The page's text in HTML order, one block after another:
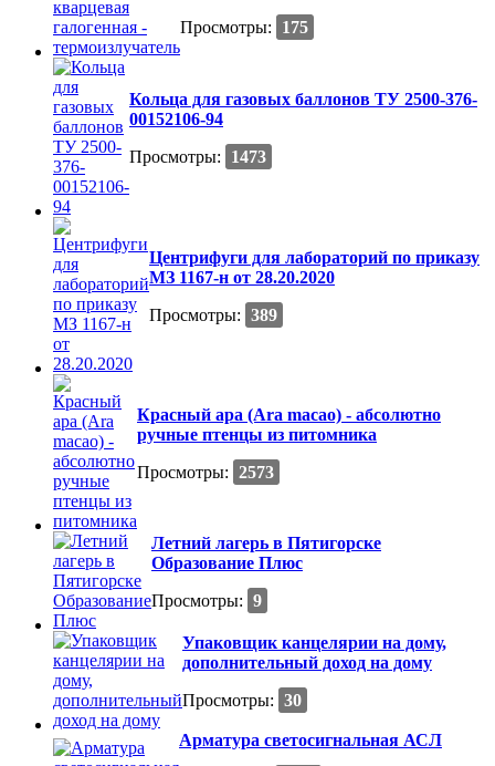
Просмотры:
175
Кольца для газовых баллонов ТУ 2500-376-
00152106-94
Просмотры:
1473
Центрифуги для лабораторий по приказу
МЗ 1167-н от 28.20.2020
Просмотры: 389
Красный ара (Ara macao) - абсолютно
ручные птенцы из питомника
Просмотры: 2573
Летний лагерь в Пятигорске
Образование Плюс
Просмотры: 9
Упаковщик канцелярии на дому,
дополнительный доход на дому
Просмотры: 30
Арматура светосигнальная АСЛ